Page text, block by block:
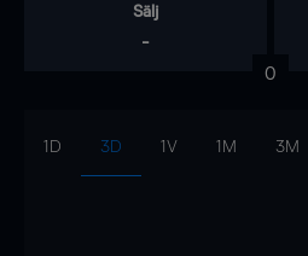
Sälj
-
0
1D 3D 1V 1M 3M